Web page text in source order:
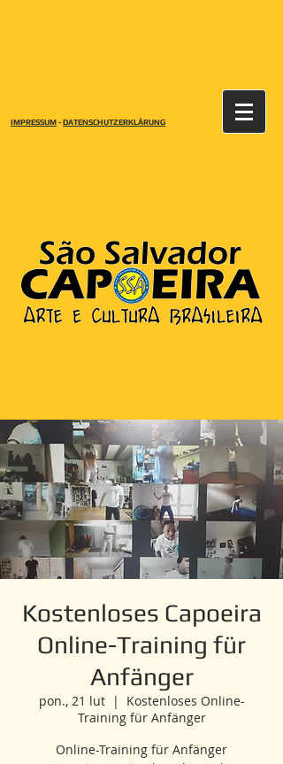
IMPRESSUM -DATENSCHUTZERKLÄRUNG
Kostenloses Capoeira
Online-Training für
Anfänger
pon., 21 lut
  |
Kostenloses Online-
Training für Anfänger
Online-Training für Anfänger